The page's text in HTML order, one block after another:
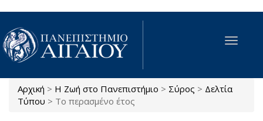
Παράκαμψη προς το κυρίως περιεχόμενο
Toggle
Είστε εδώ
Αρχική > Η Ζωή στο Πανεπιστήμιο > Σύρος > Δελτία
Τύπου > Το περασμένο έτος